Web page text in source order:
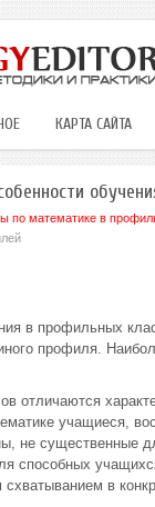
КАРТА САЙТА
по математике в
в профильных
профиля.
отличаются
учащиеся,
не существенные
способных
в